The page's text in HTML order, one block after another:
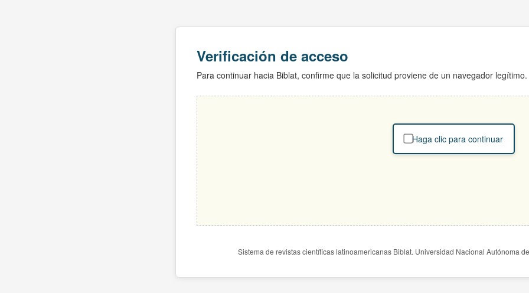
Verificación de acceso
Para continuar hacia Biblat, confirme que la solicitud proviene de un navegador legítimo.
Haga clic para continuar
Sistema de revistas científicas latinoamericanas Biblat. Universidad Nacional Autónoma